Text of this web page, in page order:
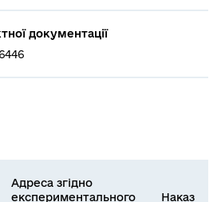
документації
Адреса згідно
експериментального
Наказ